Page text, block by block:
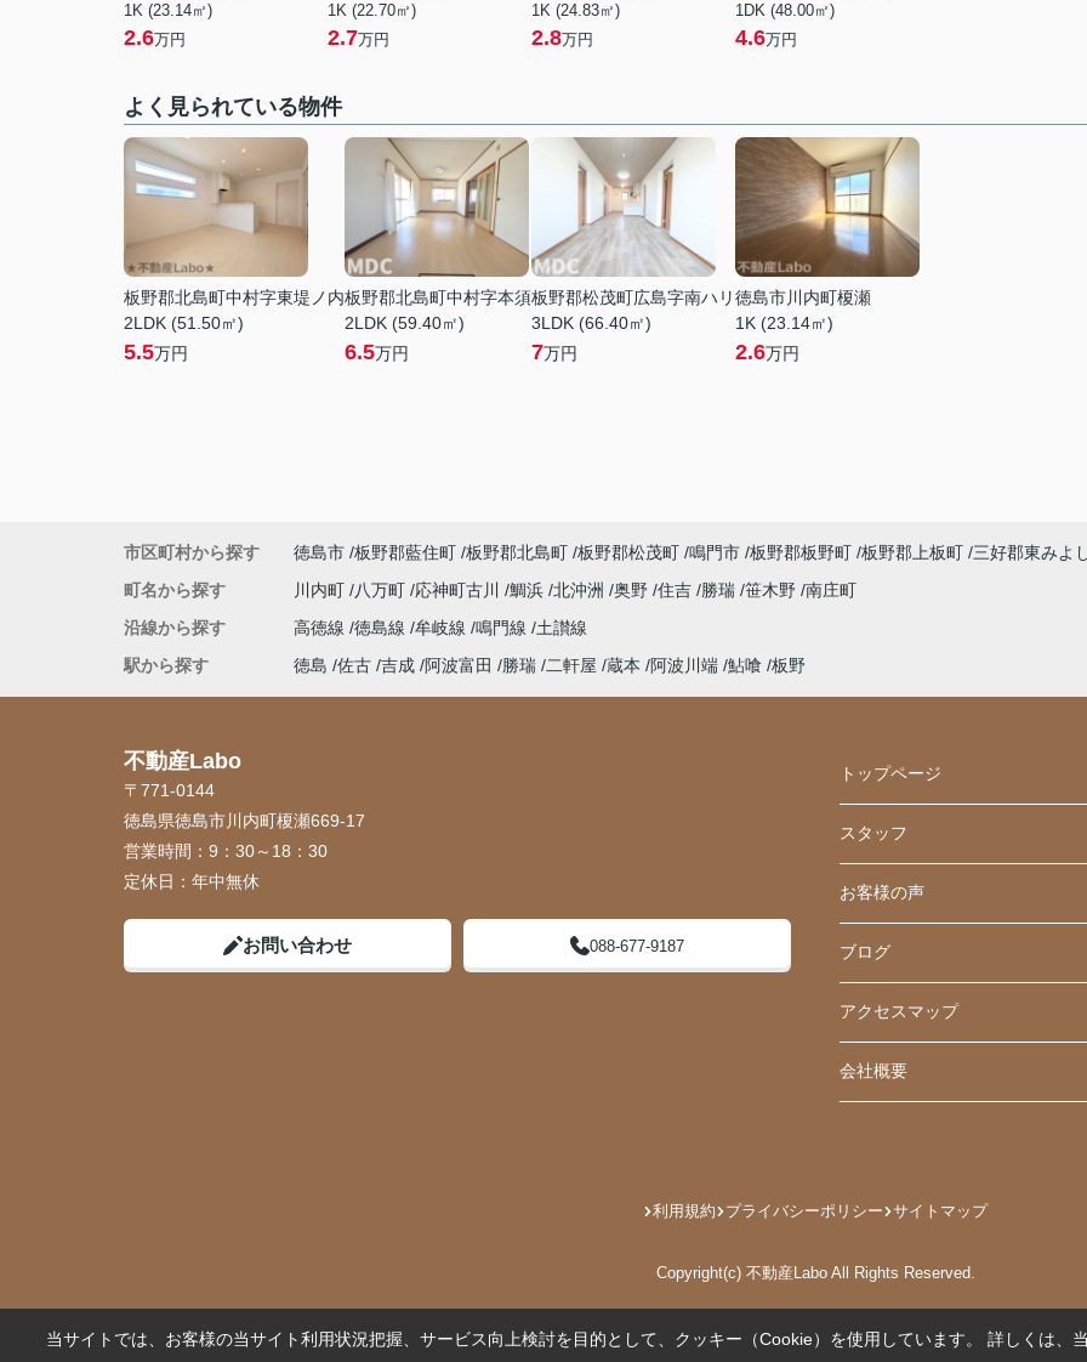
1K (23.14㎡)
2.6万円
1K (22.70㎡)
2.7万円
1K (24.83㎡)
2.8万円
1DK (48.00㎡)
4.6万円
よく見られている物件
板野郡北島町中村字東堤ノ内
2LDK (51.50㎡)
5.5万円
板野郡北島町中村字本須
2LDK (59.40㎡)
6.5万円
板野郡松茂町広島字南ハリ
3LDK (66.40㎡)
7万円
徳島市川内町榎瀬
1K (23.14㎡)
2.6万円
市区町村から探す 徳島市 板野郡藍住町 板野郡北島町 板野郡松茂町 鳴門市 板野郡板野町 板野郡上板町 三好郡東みよ
町名から探す
川内町 八万町 応神町古川 鯛浜 北沖洲 奥野 住吉 勝瑞 笹木野 南庄町
沿線から探す
高徳線 徳島線 牟岐線 鳴門線
土讃線
駅から探す
徳島 佐古 吉成 阿波富田 勝瑞 二軒屋 蔵本 阿波川端 鮎喰 板野
不動産Labo
〒771-0144
徳島県徳島市川内町榎瀬669-17
営業時間： 9：30～18：30
定休日： 年中無休
お問い合わせ 088-677-9187
トップページ
スタッフ
お客様の声
ブログ
アクセスマップ
会社概要
利用規約 プライバシーポリシー サイトマップ
Copyright(c) 不動産Labo All Rights Reserved.
当サイトでは、お客様の当サイト利用状況把握、サービス向上検討を目的として、クッキー（Cookie）を使用しています。 詳しくは、